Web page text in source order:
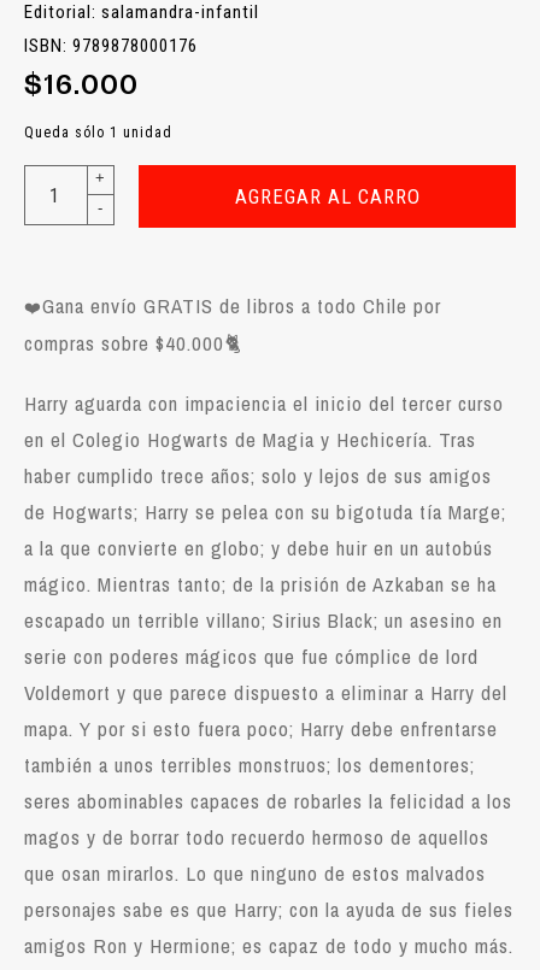
Editorial: salamandra-infantil
ISBN: 9789878000176
$16.000
Queda sólo 1 unidad
+
-
AGREGAR AL CARRO
❤️Gana envío GRATIS de libros a todo Chile por
compras sobre $40.000🐈
Harry aguarda con impaciencia el inicio del tercer curso
en el Colegio Hogwarts de Magia y Hechicería. Tras
haber cumplido trece años; solo y lejos de sus amigos
de Hogwarts; Harry se pelea con su bigotuda tía Marge;
a la que convierte en globo; y debe huir en un autobús
mágico. Mientras tanto; de la prisión de Azkaban se ha
escapado un terrible villano; Sirius Black; un asesino en
serie con poderes mágicos que fue cómplice de lord
Voldemort y que parece dispuesto a eliminar a Harry del
mapa. Y por si esto fuera poco; Harry debe enfrentarse
también a unos terribles monstruos; los dementores;
seres abominables capaces de robarles la felicidad a los
magos y de borrar todo recuerdo hermoso de aquellos
que osan mirarlos. Lo que ninguno de estos malvados
personajes sabe es que Harry; con la ayuda de sus fieles
amigos Ron y Hermione; es capaz de todo y mucho más.